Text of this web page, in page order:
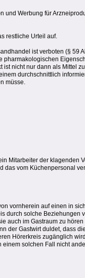
Werbung für
restliche Urteil auf.
ist verboten (§ 59
nicht nur dann als Mittel
durchschnittlich
müsse.
Mitarbeiter der klagenden
vom Küchenpersonal
vornherein auf einen in
solche
im Gastraum zu
Gastwirt duldet, dass
Hörerkreis zugänglich
solchen Fall nicht